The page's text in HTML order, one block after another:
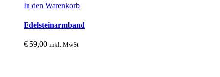
In den Warenkorb
Edelsteinarmband
€ 59,00 inkl. MwSt